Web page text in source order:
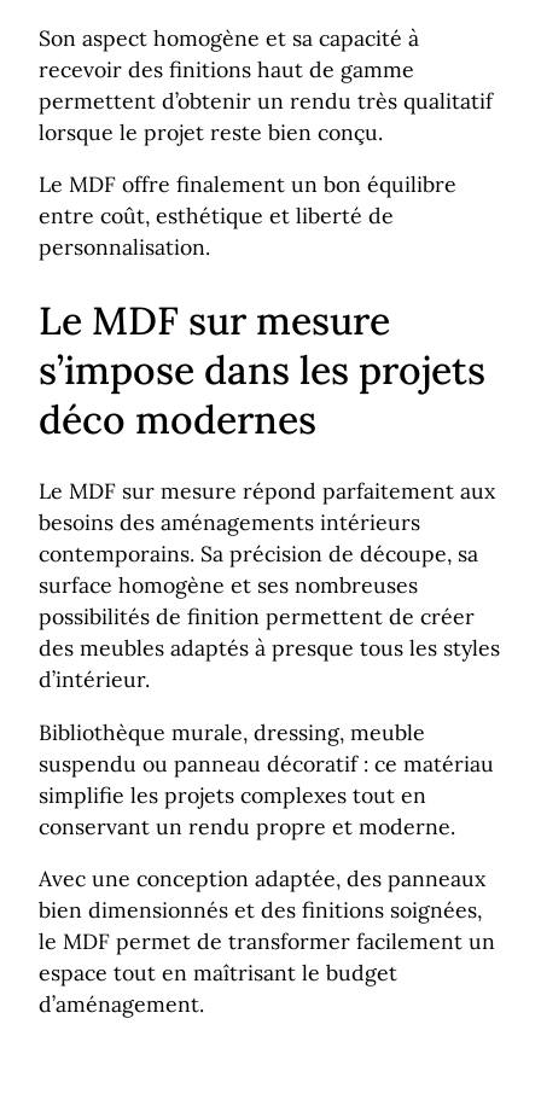
Son aspect homogène et sa capacité à
recevoir des finitions haut de gamme
permettent d’obtenir un rendu très qualitatif
lorsque le projet reste bien conçu.
Le MDF offre finalement un bon équilibre
entre coût, esthétique et liberté de
personnalisation.
Le MDF sur mesure
s’impose dans les projets
déco modernes
Le MDF sur mesure répond parfaitement aux
besoins des aménagements intérieurs
contemporains. Sa précision de découpe, sa
surface homogène et ses nombreuses
possibilités de finition permettent de créer
des meubles adaptés à presque tous les styles
d’intérieur.
Bibliothèque murale, dressing, meuble
suspendu ou panneau décoratif : ce matériau
simplifie les projets complexes tout en
conservant un rendu propre et moderne.
Avec une conception adaptée, des panneaux
bien dimensionnés et des finitions soignées,
le MDF permet de transformer facilement un
espace tout en maîtrisant le budget
d’aménagement.